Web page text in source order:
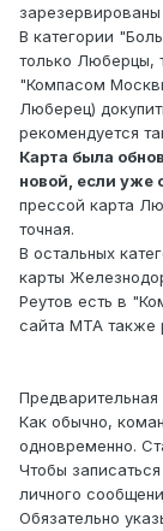
В категории
только Люберцы,
"Компасом
Люберец)
рекомендуется
Карта была
новой, если уже
прессой карта
точная.
В остальных
карты
Реутов есть в
сайта МТА также
Предварительная
Как обычно,
одновременно.
Чтобы
личного
Обязательно